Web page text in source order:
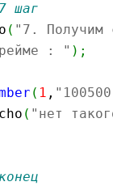
шаг
( "7. Получим
: " ) ;
( 1 ,
( "нет